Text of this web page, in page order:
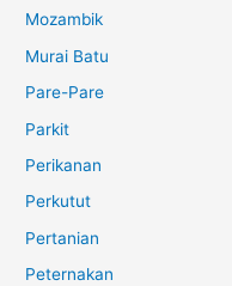
Mozambik
Murai Batu
Pare-Pare
Parkit
Perikanan
Perkutut
Pertanian
Peternakan